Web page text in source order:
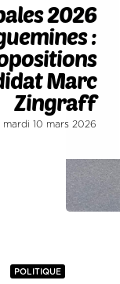
2026
:
Marc
Zingraff
mardi 10 mars 2026
POLITIQUE